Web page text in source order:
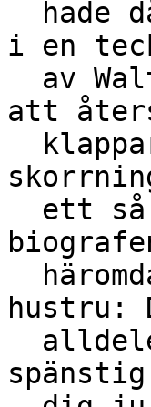
i en
att
hustru: